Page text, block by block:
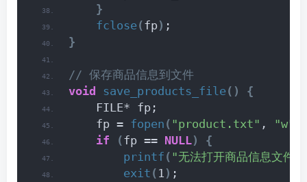
}
fclose(fp) ;
}
// 保存商品信息到文件
void
save_products_file()
{
    FILE* fp;
    fp =
fopen ( "product.txt" , "w"
if
(fp == NULL)
{
printf ( "无法打开商品信息文件
exit ( 1 ) ;